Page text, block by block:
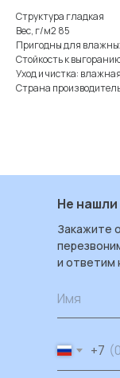
Структура гладкая
Вес, г/м2 85
Пригодны для
Стойкость к
Уход и чистка:
Страна
Имя
+7
Не нашли
Закажите
и ответим